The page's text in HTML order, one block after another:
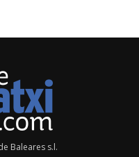
Baleares s.l.